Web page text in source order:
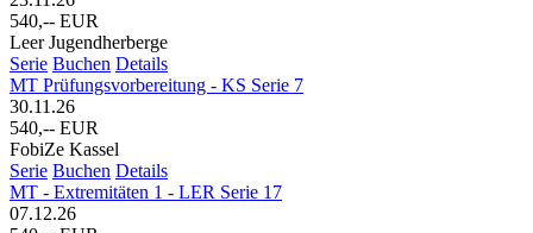
540,-- EUR
Leer Jugendherberge
Serie Buchen Details
MT Prüfungsvorbereitung - KS Serie 7
30.11.26
540,-- EUR
FobiZe Kassel
Serie Buchen Details
MT - Extremitäten 1 - LER Serie 17
07.12.26